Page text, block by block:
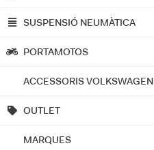
SUSPENSIÓ NEUMÀTICA
PORTAMOTOS
ACCESSORIS VOLKSWAGEN
OUTLET
MARQUES